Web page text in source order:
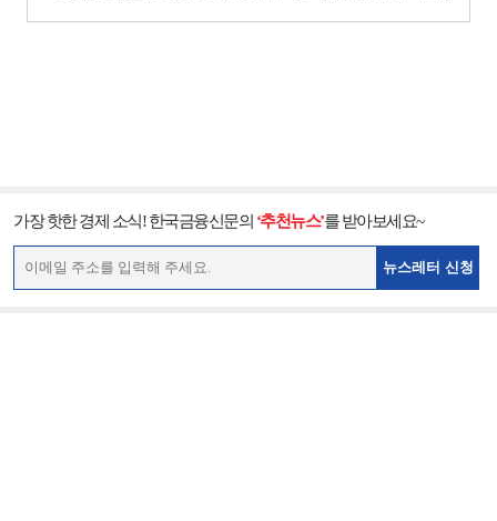
가장 핫한 경제 소식! 한국금융신문의 ‘추천뉴스’를 받아보세요~
뉴스레터 신청